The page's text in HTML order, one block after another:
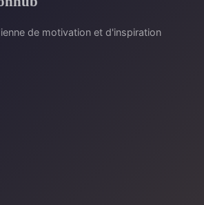
de motivation et d'inspiration